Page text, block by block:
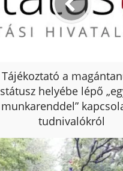
Tájékoztató a
státusz helyébe lépő
munkarenddel”
tudnivalókról